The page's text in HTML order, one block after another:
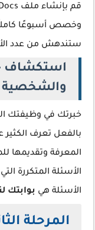
وخصص أسبوعًا
ستندهش من عدد
استكشاف
والشخصية
خبرتك في وظيفتك
بالفعل تعرف
المعرفة وتقديمها
الأسئلة المتكررة
الأسئلة هي بوابتك
المرحلة